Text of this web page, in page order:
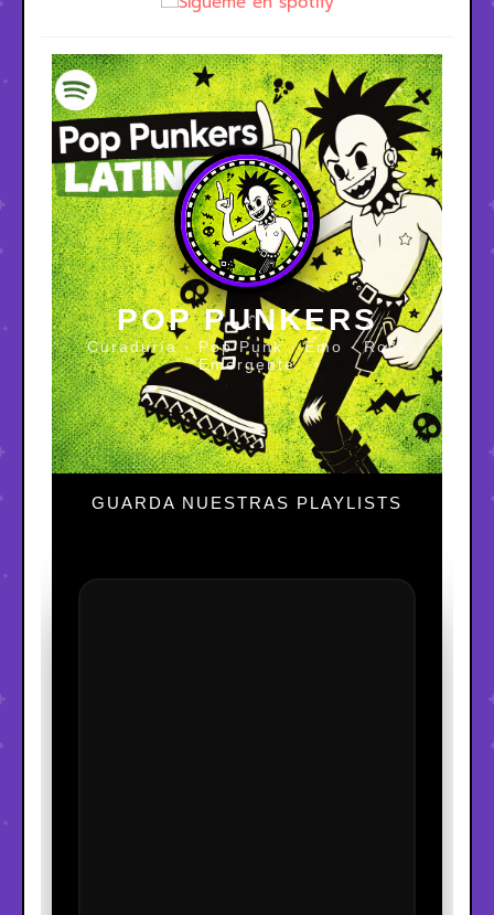
POP PUNKERS
Curaduría · Pop Punk · Emo · Rock
Emergente
GUARDA NUESTRAS PLAYLISTS